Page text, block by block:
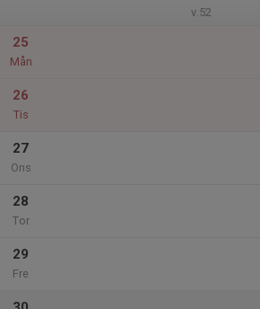
v.52
25
Mån
26
Tis
27
Ons
28
Tor
29
Fre